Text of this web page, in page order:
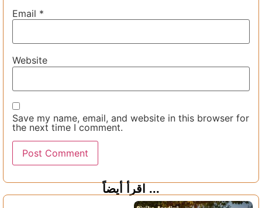
Email *
Website
Save my name, email, and website in this browser for
the next time I comment.
اقرأ أيضاً ...